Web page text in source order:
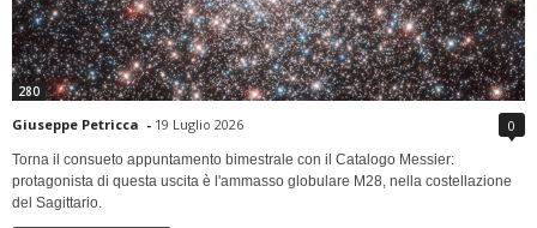
280
Giuseppe Petricca - 19 Luglio 2026 0
Torna il consueto appuntamento bimestrale con il Catalogo Messier:
protagonista di questa uscita è l'ammasso globulare M28, nella costellazione
del Sagittario.